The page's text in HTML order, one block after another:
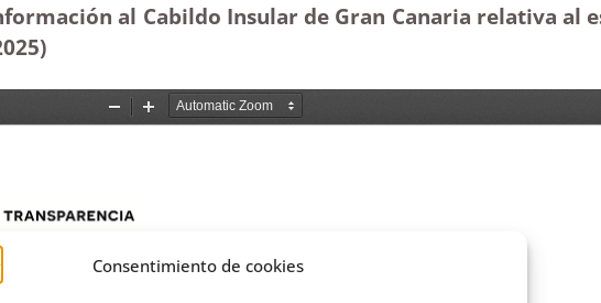
Consentimiento de cookies
al Cabildo Insular de Gran Canaria relativa al